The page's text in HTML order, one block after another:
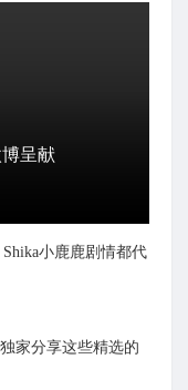
呈献
小鹿鹿剧情都代
家分享这些精选的